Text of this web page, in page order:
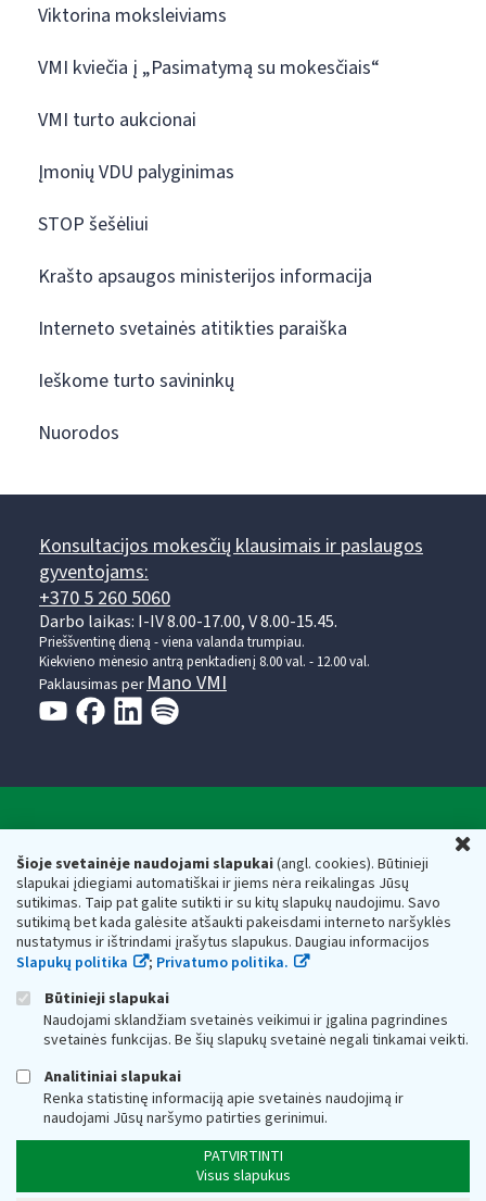
Šioje svetainėje naudojami slapukai(angl. cookies). Būtinieji
slapukai įdiegiami automatiškai ir jiems nėra reikalingas Jūsų
sutikimas. Taip pat galite sutikti ir su kitų slapukų naudojimu. Savo
sutikimą bet kada galėsite atšaukti pakeisdami interneto naršyklės
nustatymus ir ištrindami įrašytus slapukus. Daugiau informacijos
Slapukų politika
; Privatumo politika.
Būtinieji slapukai
Naudojami sklandžiam svetainės veikimui ir įgalina pagrindines
svetainės funkcijas. Be šių slapukų svetainė negali tinkamai veikti.
Analitiniai slapukai
Renka statistinę informaciją apie svetainės naudojimą ir
naudojami Jūsų naršymo patirties gerinimui.
PATVIRTINTI
Visus slapukus
Viktorina moksleiviams
VMI kviečia į „Pasimatymą su mokesčiais“
VMI turto aukcionai
Įmonių VDU palyginimas
STOP šešėliui
Krašto apsaugos ministerijos informacija
Interneto svetainės atitikties paraiška
Ieškome turto savininkų
Nuorodos
Konsultacijos mokesčių klausimais ir paslaugos
gyventojams:
+370 5 260 5060
Darbo laikas: I-IV 8.00-17.00, V 8.00-15.45.
Prieššventinę dieną - viena valanda trumpiau.
Kiekvieno mėnesio antrą penktadienį 8.00 val. - 12.00 val.
Paklausimas per Mano VMI
Respublikos finansų ministerijos
Biudžetinė įstaiga. Juridinio asmens kodas — 188659752,
adresas: Vasario 16-osios g. 14, 01107 Vilnius, Lietuva, el.paštas:
vmi@vmi.lt, E. pristatymo dėžutės adresas 188659752
Duomenys apie Valstybinę mokesčių inspekciją prie Lietuvos
Respublikos finansų ministerijos kaupiami ir saugomi Juridinių